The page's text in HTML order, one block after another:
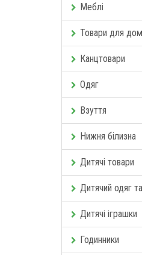
Меблі
Товари для
Канцтовари
Одяг
Взуття
Нижня білизна
Дитячі товари
Дитячий одяг
Дитячі іграшки
Годинники